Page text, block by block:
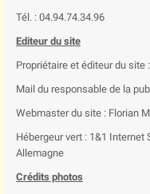
Tél. : 04.94.74.34.96
Editeur du site
Propriétaire et éditeur du site
Mail du responsable de la
Webmaster du site : Florian
Hébergeur vert : 1&1 Internet
Allemagne
Crédits photos